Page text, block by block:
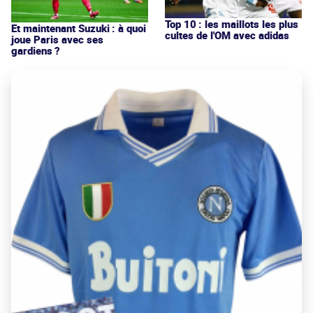
Et maintenant Suzuki : à quoi
joue Paris avec ses
gardiens ?
Top 10 : les maillots les plus
cultes de l'OM avec adidas